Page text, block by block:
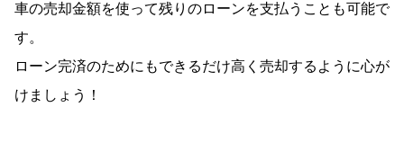
車の売却金額を使って残りのローンを支払うことも可能で
す。
ローン完済のためにもできるだけ高く売却するように心が
けましょう！